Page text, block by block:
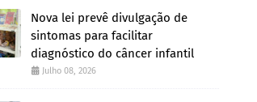
Nova lei prevê divulgação de
sintomas para facilitar
diagnóstico do câncer infantil
Julho 08, 2026